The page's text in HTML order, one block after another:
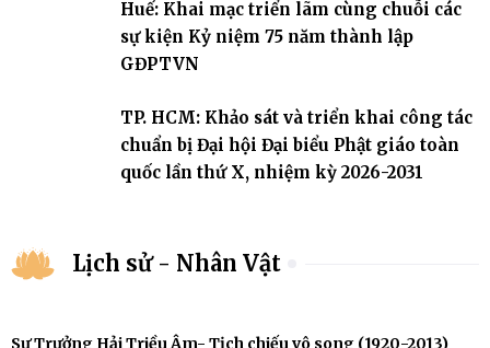
Huế: Khai mạc triển lãm cùng chuỗi các
sự kiện Kỷ niệm 75 năm thành lập
GĐPTVN
TP. HCM: Khảo sát và triển khai công tác
chuẩn bị Đại hội Đại biểu Phật giáo toàn
quốc lần thứ X, nhiệm kỳ 2026-2031
Lịch sử - Nhân Vật
Sư Trưởng Hải Triều Âm- Tịch chiếu vô song (1920-2013)